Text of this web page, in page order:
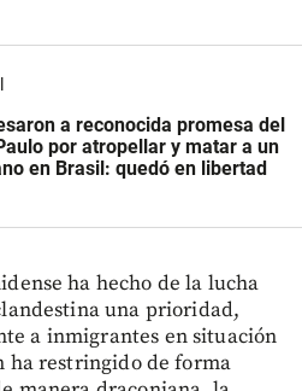
a reconocida promesa del
por atropellar y matar a un
en Brasil: quedó en libertad
ha hecho de la lucha
una prioridad,
a inmigrantes en situación
restringido de forma